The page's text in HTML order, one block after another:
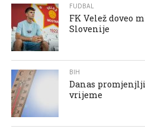
FUDBAL
FK Velež doveo
Slovenije
BIH
Danas
vrijeme